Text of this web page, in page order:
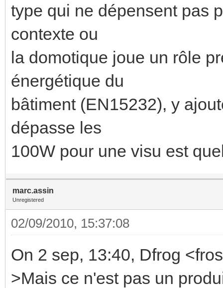
type qui ne dépensent pas
contexte ou
la domotique joue un rôle
énergétique du
bâtiment (EN15232), y
dépasse les
100W pour une visu est
marc.assin
Unregistered
02/09/2010, 15:37:08
On 2 sep, 13:40, Dfrog
>Mais ce n'est pas un